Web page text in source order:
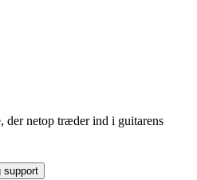
der netop træder ind i guitarens
support